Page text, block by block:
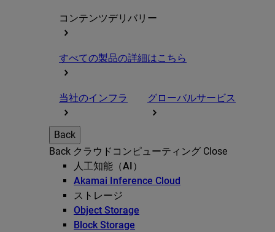
コンテンツデリバリー
すべての製品の詳細はこちら
当社のインフラ グローバルサービス
Back
Back クラウドコンピューティング Close
人工知能（AI）
Akamai Inference Cloud
ストレージ
Object Storage
Block Storage